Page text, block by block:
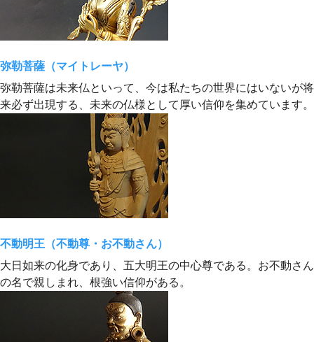
弥勒菩薩（マイトレーヤ）
弥勒菩薩は未来仏といって、今は私たちの世界にはいないが将
来必ず出現する、未来の仏様として厚い信仰を集めています。
不動明王（不動尊・お不動さん）
大日如来の化身であり、五大明王の中心尊である。お不動さん
の名で親しまれ、根強い信仰がある。